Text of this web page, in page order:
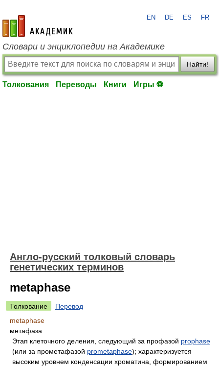
academic.ru
EN DE ES FR
Словари и энциклопедии на Академике
Найти!
Толкования Переводы Книги Игры ⚽
Англо-русский толковый словарь
генетических терминов
metaphase
Толкование
Перевод
metaphase
метафаза
Этап клеточного деления, следующий за профазой prophase
(или за прометафазой prometaphase); характеризуется
высоким уровнем конденсации хроматина, формированием